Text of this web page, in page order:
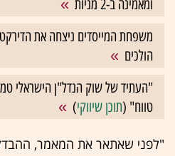
ומאמינה ב-2 מניות
משפחת המייסדים ניצחה את
הולכים
"העתיד של שוק הנדל"ן הישראלי
טווח" (תוכן שיווקי)
"לפני שאתאר את המאמר,